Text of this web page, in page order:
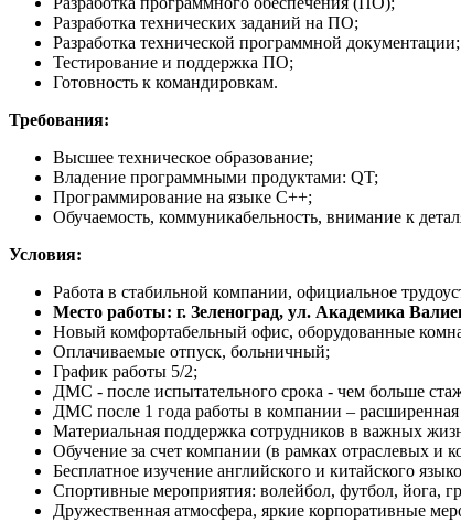
Разработка технических заданий на ПО;
Разработка технической программной документации;
Тестирование и поддержка ПО;
Готовность к командировкам.
Требования:
Высшее техническое образование;
Владение программными продуктами: QT;
Программирование на языке C++;
Обучаемость, коммуникабельность, внимание к
Условия:
Работа в стабильной компании, официальное
Место работы: г. Зеленоград, ул. Академика
Новый комфортабельный офис, оборудованные
Оплачиваемые отпуск, больничный;
График работы 5/2;
ДМС - после испытательного срока - чем больше
ДМС после 1 года работы в компании – расширенная
Материальная поддержка сотрудников в важных
Обучение за счет компании (в рамках отраслевых и
Бесплатное изучение английского и китайского
Спортивные мероприятия: волейбол, футбол, йога,
Дружественная атмосфера, яркие корпоративные